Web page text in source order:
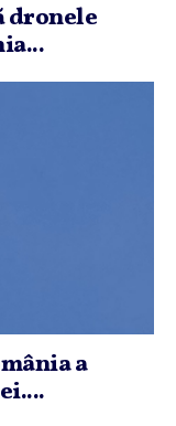
dronele
a